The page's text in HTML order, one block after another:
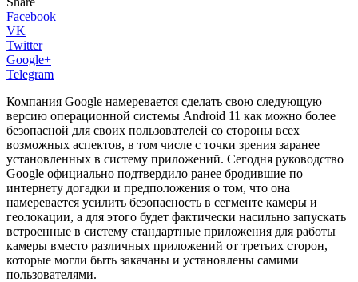
Facebook
VK
Twitter
Google+
Telegram
Компания Google намеревается сделать свою следующую
версию операционной системы Android 11 как можно более
безопасной для своих пользователей со стороны всех
возможных аспектов, в том числе с точки зрения заранее
установленных в систему приложений. Сегодня руководство
Google официально подтвердило ранее бродившие по
интернету догадки и предположения о том, что она
намеревается усилить безопасность в сегменте камеры и
геолокации, а для этого будет фактически насильно запускать
встроенные в систему стандартные приложения для работы
камеры вместо различных приложений от третьих сторон,
которые могли быть закачаны и установлены самими
пользователями.